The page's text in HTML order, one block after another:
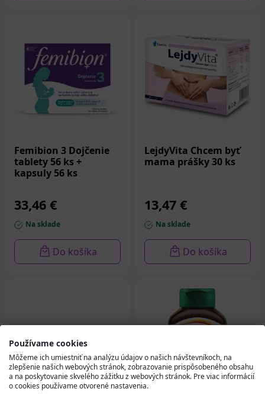
Femibion 3 Dojčenie
tablety 56 ks +
kapsuly 56 ks
33,46 €
Na sklade
Do košíka
LejdyVita Chcem byť
mama prášky 30 ks
13,47 €
Na sklade
Do košíka
Používame cookies
Môžeme ich umiestniť na analýzu údajov o našich návštevníkoch, na
zlepšenie našich webových stránok, zobrazovanie prispôsobeného obsahu
a na poskytovanie skvelého zážitku z webových stránok. Pre viac informácií
o cookies používame otvorené nastavenia.